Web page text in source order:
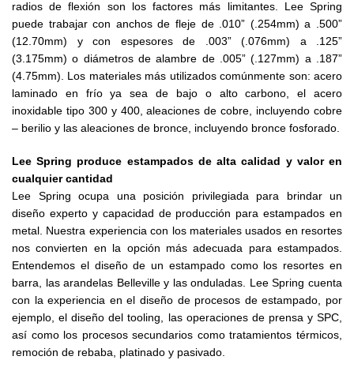
radios de flexión son los factores más limitantes. Lee Spring
puede trabajar con anchos de fleje de .010” (.254mm) a .500”
(12.70mm) y con espesores de .003” (.076mm) a .125”
(3.175mm) o diámetros de alambre de .005” (.127mm) a .187”
(4.75mm). Los materiales más utilizados comúnmente son: acero
laminado en frío ya sea de bajo o alto carbono, el acero
inoxidable tipo 300 y 400, aleaciones de cobre, incluyendo cobre
– berilio y las aleaciones de bronce, incluyendo bronce fosforado.
Lee Spring produce estampados de alta calidad y valor en
cualquier cantidad
Lee Spring ocupa una posición privilegiada para brindar un
diseño experto y capacidad de producción para estampados en
metal. Nuestra experiencia con los materiales usados en resortes
nos convierten en la opción más adecuada para estampados.
Entendemos el diseño de un estampado como los resortes en
barra, las arandelas Belleville y las onduladas. Lee Spring cuenta
con la experiencia en el diseño de procesos de estampado, por
ejemplo, el diseño del tooling, las operaciones de prensa y SPC,
así como los procesos secundarios como tratamientos térmicos,
remoción de rebaba, platinado y pasivado.